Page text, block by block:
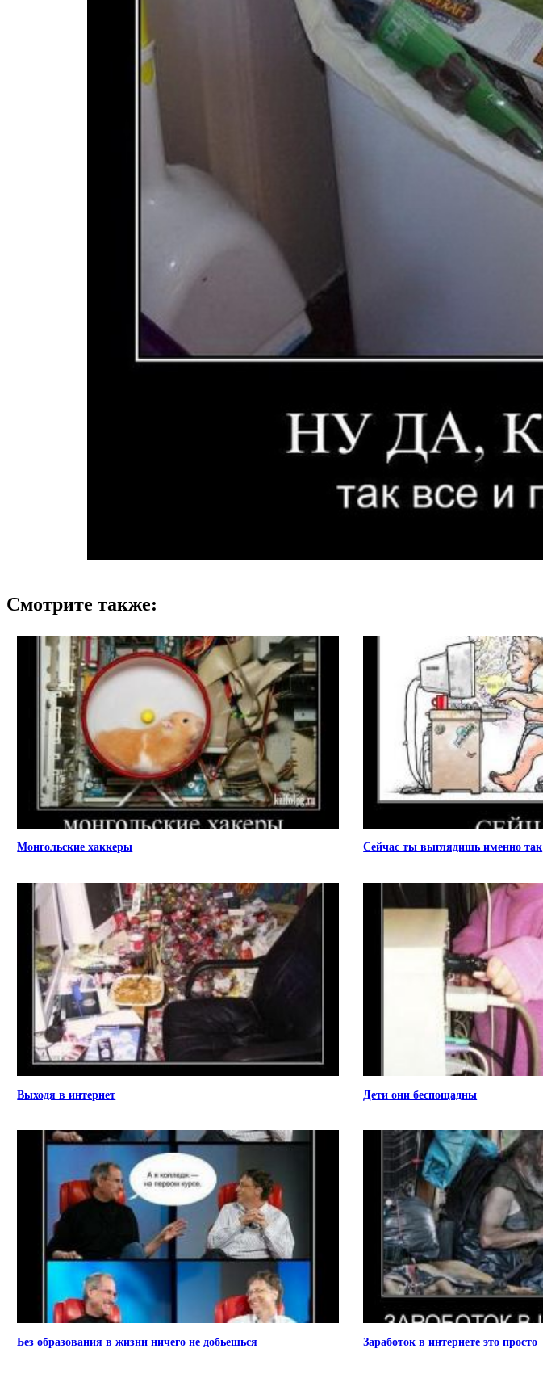
Смотрите также:
Монгольские хаккеры Сейчас ты выглядишь именно так
Выходя в интернет Дети они беспощадны
Без образования в жизни ничего не добьешься Заработок в интернете это просто